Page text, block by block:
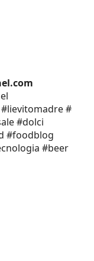
#
#dolci
#foodblog
#beer